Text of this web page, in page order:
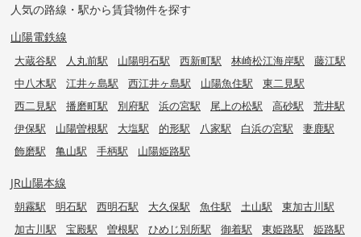
人気の路線・駅から賃貸物件を探す
山陽電鉄線
大蔵谷駅 人丸前駅 山陽明石駅 西新町駅 林崎松江海岸駅
藤江駅
中八木駅
江井ヶ島駅 西江井ヶ島駅 山陽魚住駅
東二見駅
西二見駅
播磨町駅 別府駅 浜の宮駅 尾上の松駅 高砂駅
荒井駅
伊保駅
山陽曽根駅 大塩駅 的形駅 八家駅 白浜の宮駅
妻鹿駅
飾磨駅
亀山駅 手柄駅 山陽姫路駅
JR山陽本線
朝霧駅 明石駅 西明石駅 大久保駅 魚住駅 土山駅
東加古川駅
加古川駅
宝殿駅 曽根駅 ひめじ別所駅 御着駅 東姫路駅
姫路駅